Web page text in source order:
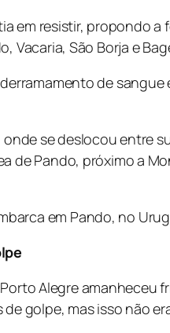
em resistir, propondo
Vacaria, São Borja e
de sangue
se deslocou entre
de Pando, próximo a
em Pando, no
Alegre amanheceu
golpe, mas isso não